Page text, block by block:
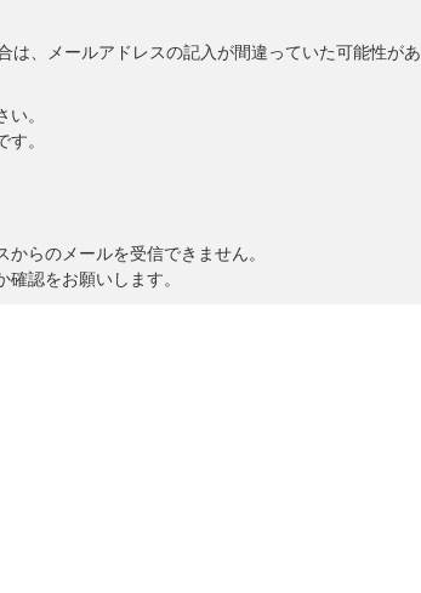
、メールアドレスの記入が間違っていた可能性があ
。
。
らのメールを受信できません。
認をお願いします。